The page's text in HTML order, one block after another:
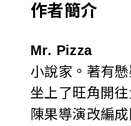
作者簡介
Mr. Pizza
小說家。著有
坐上了旺角開
陳果導演改編